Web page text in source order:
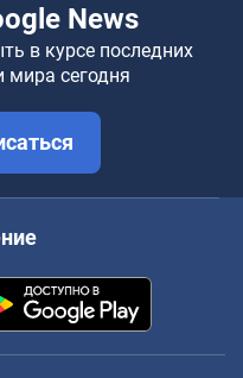
News
в курсе последних
мира сегодня